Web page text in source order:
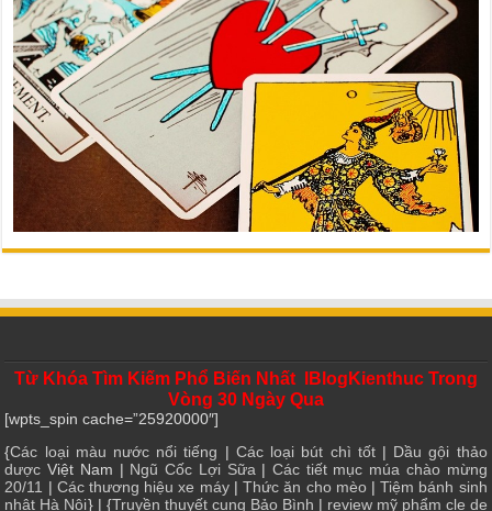
Từ Khóa Tìm Kiếm Phổ Biến Nhất IBlogKienthuc Trong
Vòng 30 Ngày Qua
[wpts_spin cache=”25920000″]
{Các loại màu nước nổi tiếng | Các loại bút chì tốt| Dầu gội thảo
dược Việt Nam | Ngũ Cốc Lợi Sữa | Các tiết mục múa chào mừng
20/11 | Các thương hiệu xe máy|Thức ăn cho mèo|Tiệm bánh sinh
nhật Hà Nội} | {Truyền thuyết cung Bảo Bình | review mỹ phẩm cle de